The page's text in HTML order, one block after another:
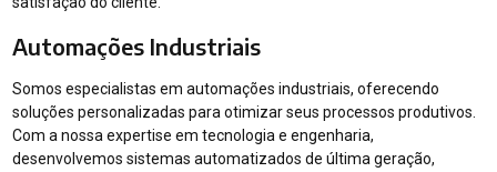
Automações Industriais
Somos especialistas em automações industriais, oferecendo
soluções personalizadas para otimizar seus processos produtivos.
Com a nossa expertise em tecnologia e engenharia,
desenvolvemos sistemas automatizados de última geração,